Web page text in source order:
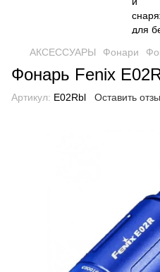
АКСЕССУАРЫ Фонари
Фонарь Fenix
Артикул: E02Rbl Оставить